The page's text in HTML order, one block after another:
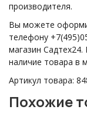
производителя.
Вы можете
телефону
магазин
наличие товара в
Артикул товара:
Похожие